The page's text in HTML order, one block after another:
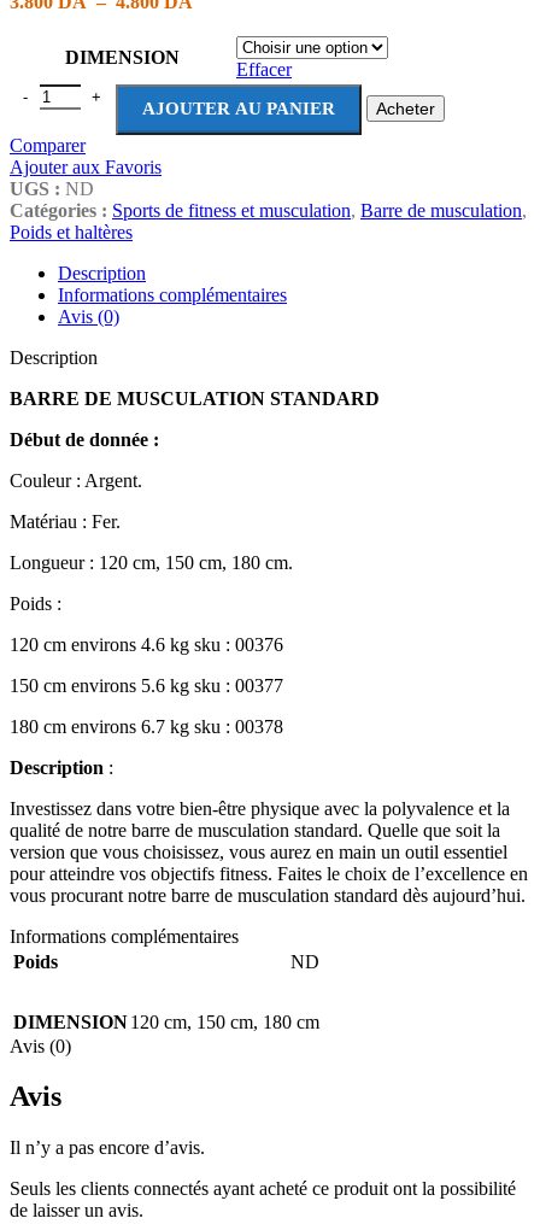
DIMENSION
Effacer
AJOUTER AU PANIER Acheter
Comparer
Ajouter aux Favoris
UGS : ND
Catégories : Sports de fitness et musculation, Barre de musculation,
Poids et haltères
Description
Informations complémentaires
Avis (0)
Description
BARRE DE MUSCULATION STANDARD
Début de donnée :
Couleur : Argent.
Matériau : Fer.
Longueur : 120 cm, 150 cm, 180 cm.
Poids :
120 cm environs 4.6 kg sku : 00376
150 cm environs 5.6 kg sku : 00377
180 cm environs 6.7 kg sku : 00378
Description :
Investissez dans votre bien-être physique avec la polyvalence et la
qualité de notre barre de musculation standard. Quelle que soit la
version que vous choisissez, vous aurez en main un outil essentiel
pour atteindre vos objectifs fitness. Faites le choix de l’excellence en
vous procurant notre barre de musculation standard dès aujourd’hui.
Informations complémentaires
Poids
ND
DIMENSION120 cm, 150 cm, 180 cm
Avis (0)
Avis
Il n’y a pas encore d’avis.
Seuls les clients connectés ayant acheté ce produit ont la possibilité
de laisser un avis.